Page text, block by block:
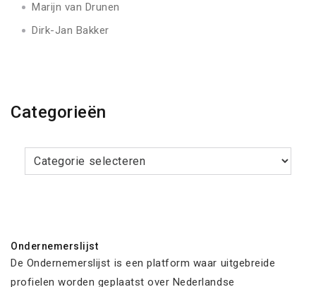
Marijn van Drunen
Dirk-Jan Bakker
Categorieën
Categorieën
Ondernemerslijst
De Ondernemerslijst is een platform waar uitgebreide
profielen worden geplaatst over Nederlandse